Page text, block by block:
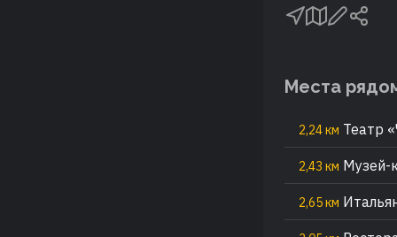
Места
2,24 км Театр
2,43 км Музей-
2,65 км